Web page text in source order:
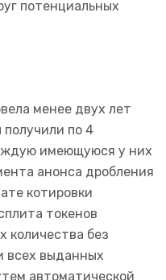
потенциальных
менее двух лет
по 4
имеющуюся у них
анонса дробления
котировки
токенов
количества без
всех выданных
автоматической